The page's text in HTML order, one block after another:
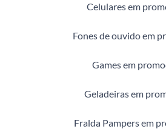
Celulares em
Fones de ouvido em
Games em
Geladeiras em
Fralda Pampers em